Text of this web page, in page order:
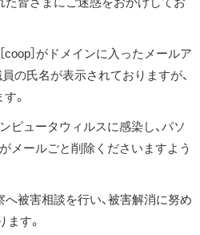
［coop］がドメインに入ったメールア
の氏名が表示されておりますが、
。
ピュータウィルスに感染し、パソ
メールごと削除くださいますよう
被害相談を行い、被害解消に努め
す。